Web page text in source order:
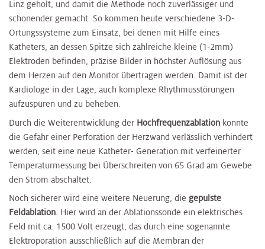
Linz geholt, und damit die Methode noch zuverlässiger und
schonender gemacht. So kommen heute verschiedene 3-D-
Ortungssysteme zum Einsatz, bei denen mit Hilfe eines
Katheters, an dessen Spitze sich zahlreiche kleine (1-2mm)
Elektroden befinden, präzise Bilder in höchster Auflösung aus
dem Herzen auf den Monitor übertragen werden. Damit ist der
Kardiologe in der Lage, auch komplexe Rhythmusstörungen
aufzuspüren und zu beheben.
Durch die Weiterentwicklung der Hochfrequenzablation konnte
die Gefahr einer Perforation der Herzwand verlässlich verhindert
werden, seit eine neue Katheter- Generation mit verfeinerter
Temperaturmessung bei Überschreiten von 65 Grad am Gewebe
den Strom abschaltet.
Noch sicherer wird eine weitere Neuerung, die gepulste
Feldablation. Hier wird an der Ablationssonde ein elektrisches
Feld mit ca. 1500 Volt erzeugt, das durch eine sogenannte
Elektroporation ausschließlich auf die Membran der